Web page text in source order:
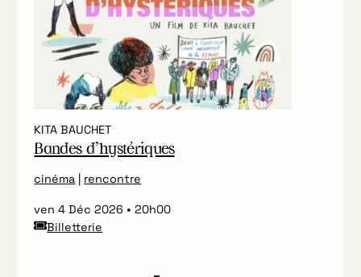
KITA BAUCHET
Bandes d’hystériques
cinéma | rencontre
ven 4 Déc 2026
20h00
Billetterie